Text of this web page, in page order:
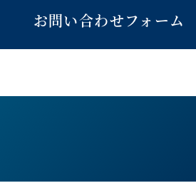
お問い合わせフォーム